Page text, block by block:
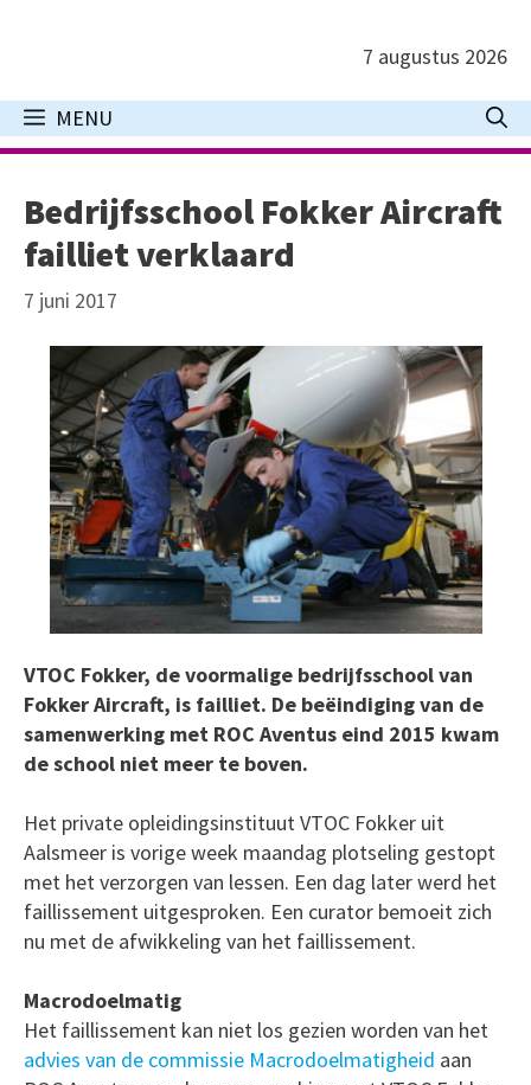
inhoud
7 augustus 2026
MENU
Bedrijfsschool Fokker Aircraft
failliet verklaard
7 juni 2017
VTOC Fokker, de voormalige bedrijfsschool van
Fokker Aircraft, is failliet. De beëindiging van de
samenwerking met ROC Aventus eind 2015 kwam
de school niet meer te boven.
Het private opleidingsinstituut VTOC Fokker uit
Aalsmeer is vorige week maandag plotseling gestopt
met het verzorgen van lessen. Een dag later werd het
faillissement uitgesproken. Een curator bemoeit zich
nu met de afwikkeling van het faillissement.
Macrodoelmatig
Het faillissement kan niet los gezien worden van het
advies van de commissie Macrodoelmatigheid aan